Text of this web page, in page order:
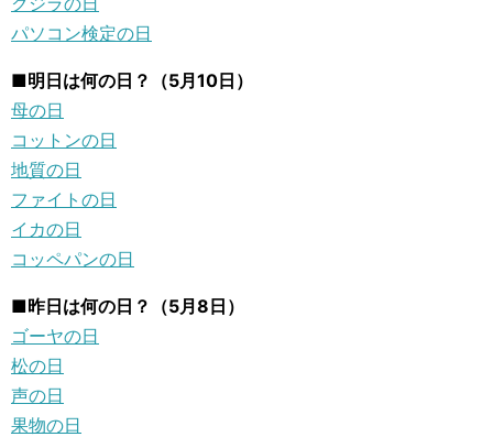
パソコン検定の日
■明日は何の日？（5月10日）
母の日
コットンの日
地質の日
ファイトの日
イカの日
コッペパンの日
■昨日は何の日？（5月8日）
ゴーヤの日
松の日
声の日
果物の日